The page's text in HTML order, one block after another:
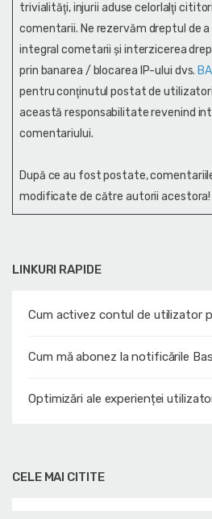
LINKURI RAPIDE
Cum activez contul de utilizator
Cum mă abonez la notificările
Optimizări ale experienței
trivialităţi, injurii aduse celorlalţi
comentarii. Ne rezervăm dreptul de
integral cometarii și interzicerea
prin banarea / blocarea IP-ului dvs.
pentru conţinutul postat de
această responsabilitate revenind
comentariului.
După ce au fost postate,
modificate de către autorii acestora!
CELE MAI CITITE